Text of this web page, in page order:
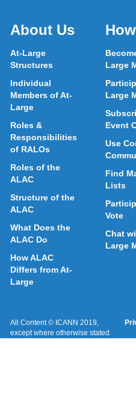
About Us
At-Large
Structures
Individual
Members of At-
Large
Roles &
Responsibilities
of RALOs
Roles of the
ALAC
Structure of the
ALAC
What Does the
ALAC Do
How ALAC
Differs from At-
Large
Large
Large
Event
Use
Find
Lists
Vote
Chat
Large
All Content © ICANN 2019,
except where otherwise stated